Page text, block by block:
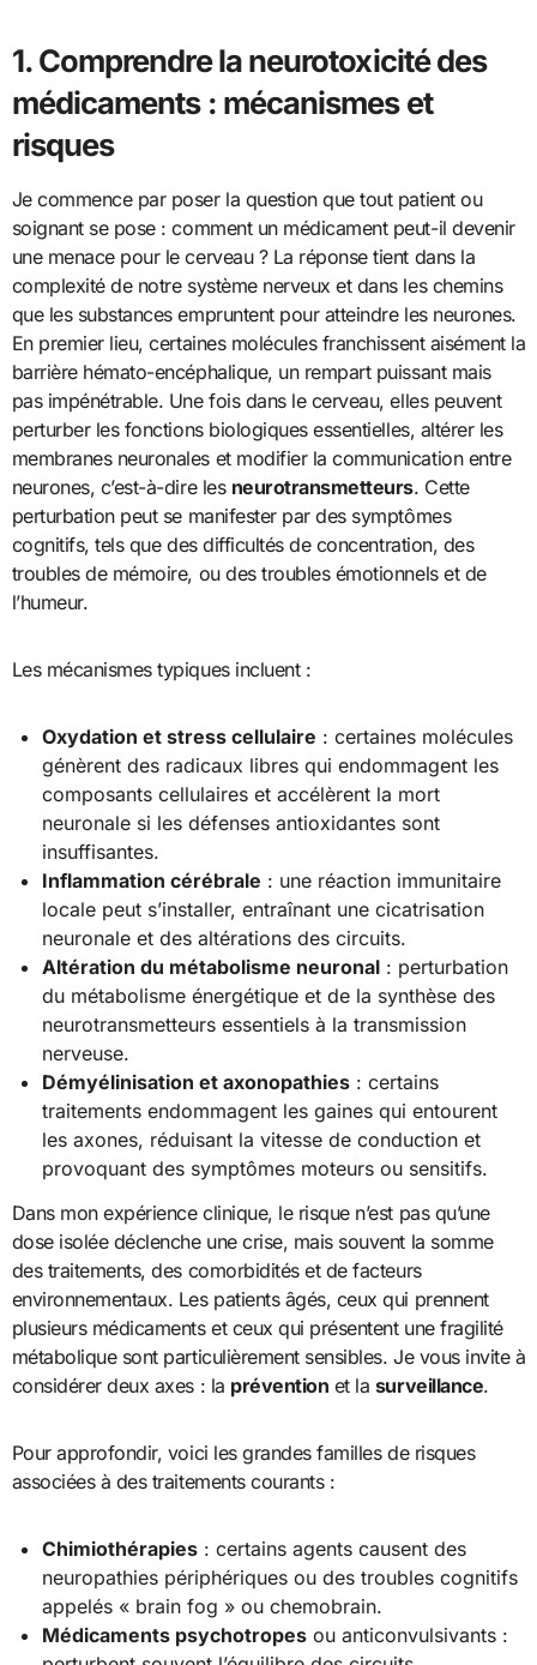
1. Comprendre la neurotoxicité des
médicaments : mécanismes et
risques
Je commence par poser la question que tout patient ou
soignant se pose : comment un médicament peut-il devenir
une menace pour le cerveau ? La réponse tient dans la
complexité de notre système nerveux et dans les chemins
que les substances empruntent pour atteindre les neurones.
En premier lieu, certaines molécules franchissent aisément la
barrière hémato-encéphalique, un rempart puissant mais
pas impénétrable. Une fois dans le cerveau, elles peuvent
perturber les fonctions biologiques essentielles, altérer les
membranes neuronales et modifier la communication entre
neurones, c’est-à-dire les neurotransmetteurs. Cette
perturbation peut se manifester par des symptômes
cognitifs, tels que des difficultés de concentration, des
troubles de mémoire, ou des troubles émotionnels et de
l’humeur.
Les mécanismes typiques incluent :
Oxydation et stress cellulaire : certaines molécules
génèrent des radicaux libres qui endommagent les
composants cellulaires et accélèrent la mort
neuronale si les défenses antioxidantes sont
insuffisantes.
Inflammation cérébrale : une réaction immunitaire
locale peut s’installer, entraînant une cicatrisation
neuronale et des altérations des circuits.
Altération du métabolisme neuronal : perturbation
du métabolisme énergétique et de la synthèse des
neurotransmetteurs essentiels à la transmission
nerveuse.
Démyélinisation et axonopathies : certains
traitements endommagent les gaines qui entourent
les axones, réduisant la vitesse de conduction et
provoquant des symptômes moteurs ou sensitifs.
Dans mon expérience clinique, le risque n’est pas qu’une
dose isolée déclenche une crise, mais souvent la somme
des traitements, des comorbidités et de facteurs
environnementaux. Les patients âgés, ceux qui prennent
plusieurs médicaments et ceux qui présentent une fragilité
métabolique sont particulièrement sensibles. Je vous invite à
considérer deux axes : la prévention et la surveillance.
Pour approfondir, voici les grandes familles de risques
associées à des traitements courants :
Chimiothérapies : certains agents causent des
neuropathies périphériques ou des troubles cognitifs
appelés « brain fog » ou chemobrain.
Médicaments psychotropes ou anticonvulsivants :